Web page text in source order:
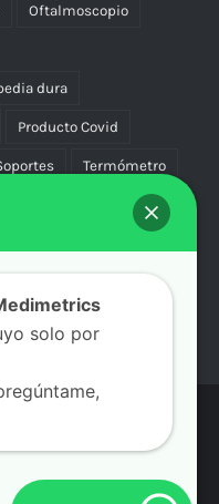
Oftalmoscopio
dura
Producto Covid
Termómetro
solo por